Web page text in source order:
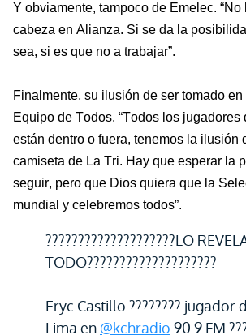
Y obviamente, tampoco de Emelec. “No
cabeza en Alianza. Si se da la
sea, si es que no a trabajar”.
Finalmente, su ilusión de ser tomado en
Equipo de Todos. “Todos los jugadores
están dentro o fuera, tenemos la ilusión
camiseta de La Tri. Hay que esperar la
seguir, pero que Dios quiera que la
mundial y celebremos todos”.
????????????????????LO
TODO????????????????????
Eryc Castillo ???????? jugador
Lima en @kchradio 90.9 FM